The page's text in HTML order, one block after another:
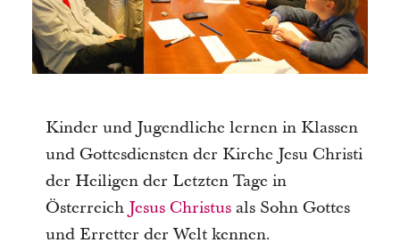
Kinder und Jugendliche lernen in Klassen
und Gottesdiensten der Kirche Jesu Christi
der Heiligen der Letzten Tage in
Österreich Jesus Christusals Sohn Gottes
und Erretter der Welt kennen.